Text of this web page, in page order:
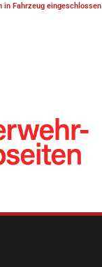
in Fahrzeug eingeschlossen